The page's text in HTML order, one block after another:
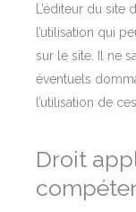
L’éditeur du site
l’utilisation qui
sur le site. Il ne
éventuels
l’utilisation de
Droit